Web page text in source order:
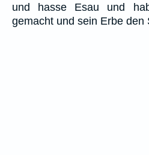
und hasse Esau und
gemacht und sein Erbe den